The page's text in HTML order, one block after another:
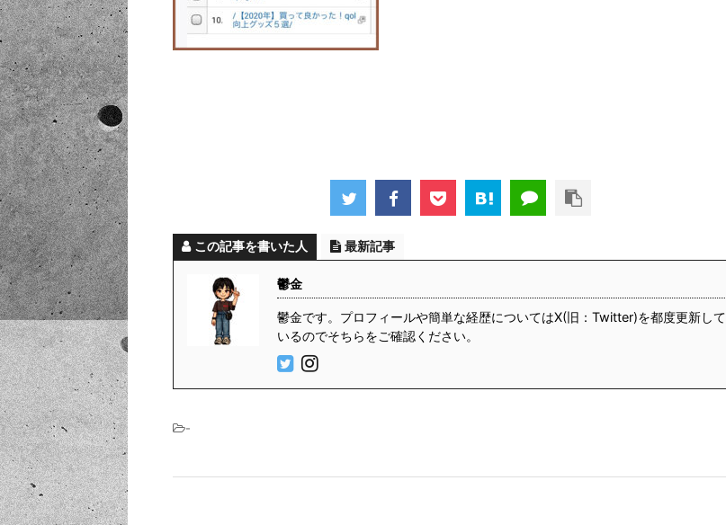
この記事を書いた人 最新記事
鬱金
鬱金です。プロフィールや簡単な経歴についてはX(旧：Twitter)を都度更新して
いるのでそちらをご確認ください。
-